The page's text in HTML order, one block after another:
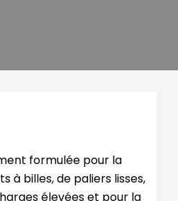
formulée pour la
à billes, de paliers lisses,
élevées et pour la